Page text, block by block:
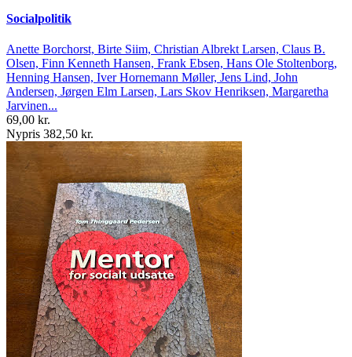
Socialpolitik
Anette Borchorst, Birte Siim, Christian Albrekt Larsen, Claus B.
Olsen, Finn Kenneth Hansen, Frank Ebsen, Hans Ole Stoltenborg,
Henning Hansen, Iver Hornemann Møller, Jens Lind, John
Andersen, Jørgen Elm Larsen, Lars Skov Henriksen, Margaretha
Jarvinen...
69,00 kr.
Nypris 382,50 kr.